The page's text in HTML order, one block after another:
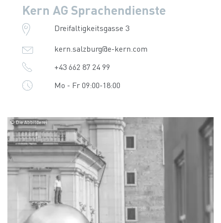
Kern AG Sprachendienste
Dreifaltigkeitsgasse 3
kern.salzburg@e-kern.com
+43 662 87 24 99
Mo - Fr 09:00-18:00
© Die Abbilderei